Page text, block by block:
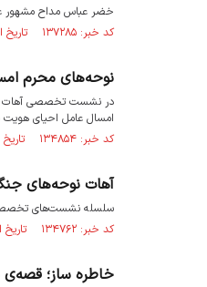
خضر عباس مداح مشهور
کد خبر: ۱۳۷۲۸۵ تاریخ انتشار : ۱۴۰۵/۰۴/۲۹
نوحه‌های محرم
در نشست تخصصی آهات
امسال عامل احیای هویت
کد خبر: ۱۳۴۸۵۴ تاریخ انتشار : ۱۴۰۴/۰۸/۰۵
آهات نوحه‌های جنگ ۱۲ روزه را تحلیل
سلسله نشست‌های تخصصی آهات به تحلیل
کد خبر: ۱۳۴۷۶۲ تاریخ انتشار : ۱۴۰۴/۰۷/۲۸
خاطره ساز؛